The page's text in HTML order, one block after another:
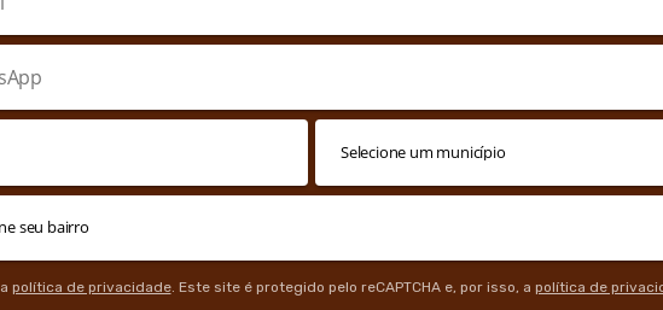
política de privacidade. Este site é protegido pelo reCAPTCHA e, por isso, a política de